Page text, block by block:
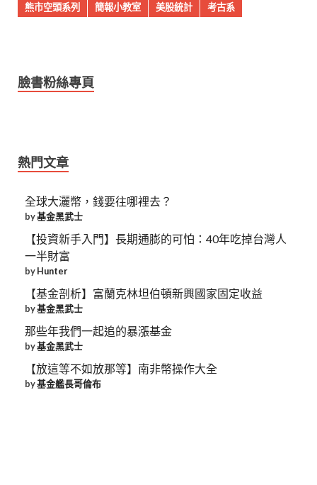
熊市空頭系列
簡報小教室 美股統計 考古系
臉書粉絲專頁
熱門文章
全球大灑幣，錢要往哪裡去？
by基金黑武士
【投資新手入門】長期通膨的可怕：40年吃掉台灣人
一半財富
byHunter
【基金剖析】富蘭克林坦伯頓新興國家固定收益
by基金黑武士
那些年我們一起追的暴漲基金
by基金黑武士
【放這等不如放那等】南非幣操作大全
by基金艦長哥倫布